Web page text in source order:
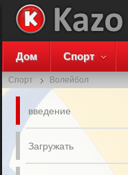
Дом Спорт
Спорт Волейбол
введение
Загружать